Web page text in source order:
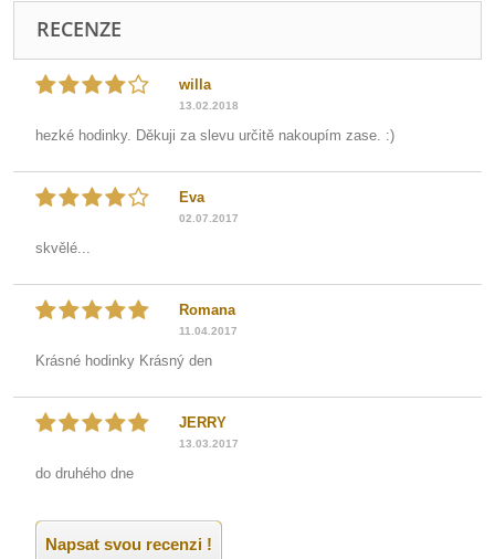
RECENZE
willa
13.02.2018
hezké hodinky. Děkuji za slevu určitě nakoupím zase. :)
Eva
02.07.2017
skvělé...
Romana
11.04.2017
Krásné hodinky Krásný den
JERRY
13.03.2017
do druhého dne
Napsat svou recenzi !